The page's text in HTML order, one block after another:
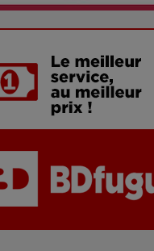
: rire au bord du précipice